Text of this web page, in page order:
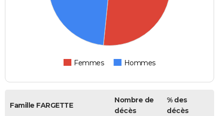
Femmes Hommes
Famille FARGETTE
Nombre de
décès
% des
décès